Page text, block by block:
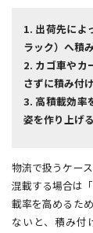
1. 出荷先によ
ラック）へ積
2. カゴ車やカ
さずに積み付
3. 高積載効率
姿を作り上げ
物流で扱うケー
混載する場合は
載率を高めるた
ないと、積み付